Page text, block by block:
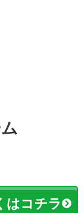
はコチラ